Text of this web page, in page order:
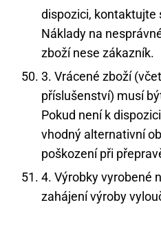
dispozici, kontaktujte
Náklady na
zboží nese zákazník.
3. Vrácené zboží
příslušenství) musí
Pokud není k
vhodný alternativní
poškození při
4. Výrobky vyrobené
zahájení výroby